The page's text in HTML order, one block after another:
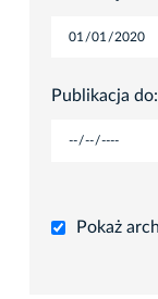
Publikacja do:
Pokaż